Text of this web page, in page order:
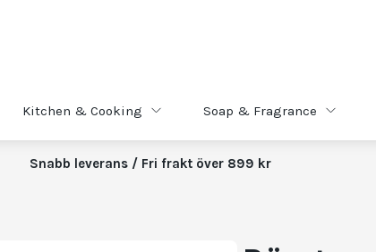
Kitchen & Cooking Soap & Fragrance
Snabb leverans / Fri frakt över 899 kr